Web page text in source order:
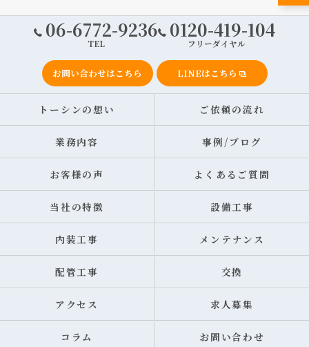
06-6772-9236
TEL
0120-419-104
フリーダイヤル
お問い合わせはこちら LINEはこちら
トーシンの想い ご依頼の流れ
業務内容 事例/ブログ
お客様の声 よくあるご質問
当社の特徴 設備工事
内装工事 メンテナンス
配管工事 交換
アクセス 求人募集
コラム お問い合わせ